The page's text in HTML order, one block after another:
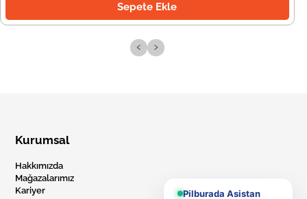
Sepete Ekle
‹ ›
Kurumsal
Hakkımızda
Mağazalarımız
Kariyer
Pilburada Asistan